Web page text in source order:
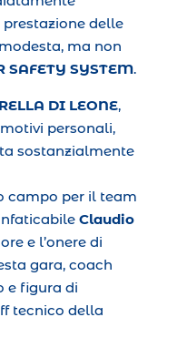
delle
ma non
SAFETY SYSTEM.
DI LEONE,
personali,
sostanzialmente
campo per il team
Claudio
e l’onere di
gara, coach
e figura di
tecnico della